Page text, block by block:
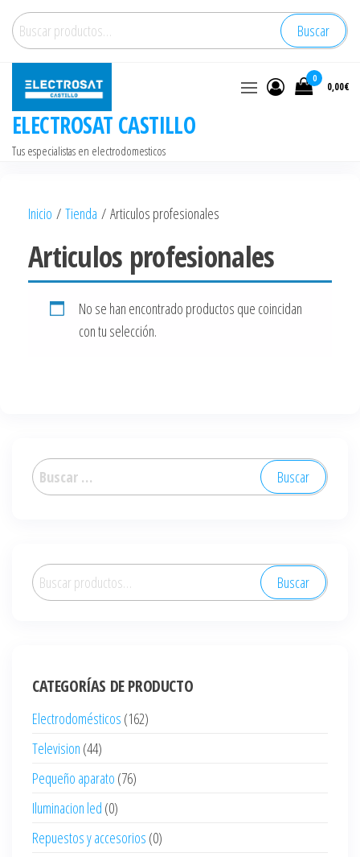
Saltar
contenido
Buscar
por:
Buscar
ELECTROSAT CASTILLO
Tus especialistas en electrodomesticos
0
0,00€
Inicio / Tienda / Articulos profesionales
Articulos profesionales
No se han encontrado productos que coincidan
con tu selección.
Buscar:
Buscar
por:
Buscar
CATEGORÍAS DE PRODUCTO
Electrodomésticos (162)
Television (44)
Pequeño aparato (76)
Iluminacion led (0)
Repuestos y accesorios (0)